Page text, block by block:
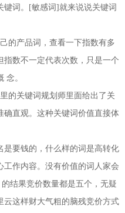
键词。[敏感词]就来说说关键词
的产品词，查看一下指数有多
指数不一定代表次数，只是一个
念。
的关键词规划师里面给出了关
确直观。这种关键词价值直接体
是要钱的，什么样的词是高转化
工作内容。没有价值的词人家会
结果竞价数量都是五个，无疑
云这样财大气粗的脑残竞价方式